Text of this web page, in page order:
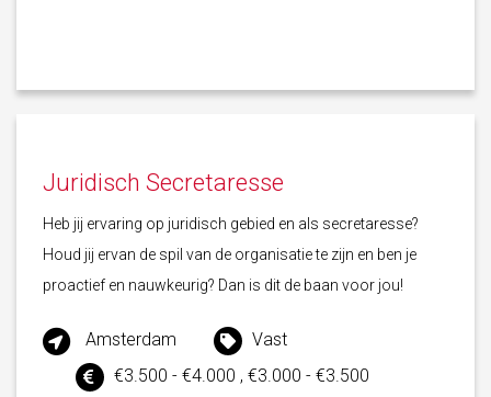
Juridisch Secretaresse
Heb jij ervaring op juridisch gebied en als secretaresse?
Houd jij ervan de spil van de organisatie te zijn en ben je
proactief en nauwkeurig? Dan is dit de baan voor jou!
Amsterdam
Vast
€3.500 - €4.000 , €3.000 - €3.500